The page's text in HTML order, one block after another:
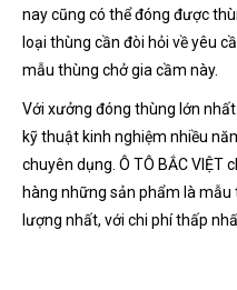
nay cũng có thể đóng được
loại thùng cần đòi hỏi về yêu
mẫu thùng chở gia cầm này.
Với xưởng đóng thùng lớn
kỹ thuật kinh nghiệm nhiều
chuyên dụng. Ô TÔ BẮC
hàng những sản phẩm là
lượng nhất, với chi phí thấp